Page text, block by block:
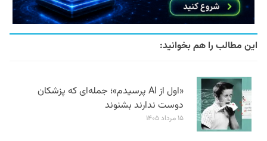
این مطالب را هم بخوانید:
«اول از AI پرسیدم»؛ جمله‌ای که پزشکان
دوست ندارند بشنوند
۱۵ مرداد ۱۴۰۵